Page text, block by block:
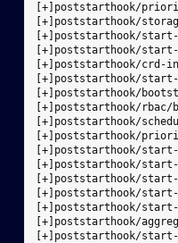
[+]poststarthook/
[+]poststarthook/
[+]poststarthook/
[+]poststarthook/
[+]poststarthook/crd-
[+]poststarthook/start-
[+]poststarthook/
[+]poststarthook/
[+]poststarthook/
[+]poststarthook/
[+]poststarthook/
[+]poststarthook/
[+]poststarthook/
[+]poststarthook/
[+]poststarthook/
[+]poststarthook/
[+]poststarthook/